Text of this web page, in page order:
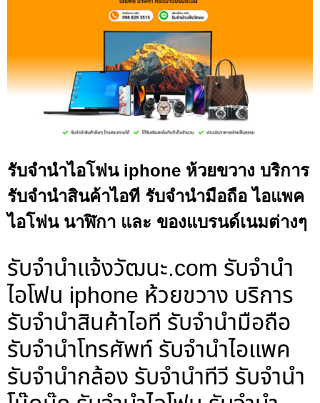
รับจำนำไอโฟน iphone ห้วยขวาง บริการ
รับจำนำสินค้าไอที รับจำนำมือถือ ไอแพค
ไอโฟน นาฬิกา และ ของแบรนด์เนมต่างๆ
รับจํานําแจ้งวัฒนะ.com รับจำนำ
ไอโฟน iphone ห้วยขวาง บริการ
รับจำนำสินค้าไอที รับจำนำมือถือ
รับจำนำโทรศัพท์ รับจำนำไอแพค
รับจำนำกล้อง รับจำนำทีวี รับจำนำ